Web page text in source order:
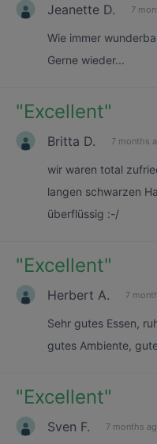
Jeanette D. 7
Wie immer
Gerne wieder...
"Excellent"
Britta D. 7 months
wir waren total
langen schwarzen
überflüssig :-/
"Excellent"
Herbert A. 7
Sehr gutes Essen,
gutes Ambiente,
"Excellent"
Sven F. 7 months